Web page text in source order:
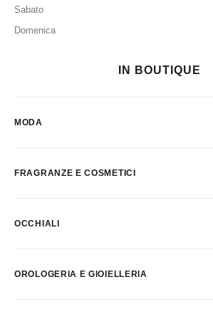
Sabato
Domenica
IN BOUTIQUE
MODA
FRAGRANZE E COSMETICI
OCCHIALI
OROLOGERIA E GIOIELLERIA